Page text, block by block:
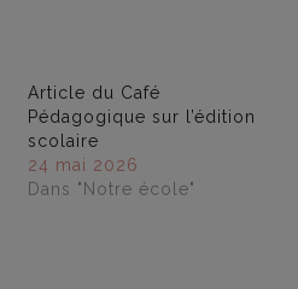
Article du Café
Pédagogique sur l’édition
scolaire
24 mai 2026
Dans "Notre école"